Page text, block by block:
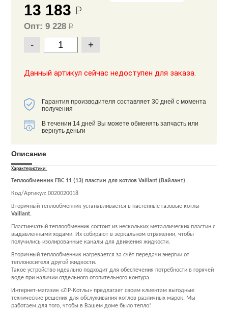
13 183Р
Опт: 9 228Р
- +
Данный артикул сейчас недоступен для заказа.
Гарантия производителя составляет 30 дней с момента
получения
В течении 14 дней Вы можете обменять запчасть или
вернуть деньги
Описание
Характеристики:
Теплообменник ГВС 11 (13) пластин для котлов Vaillant (Вайлант).
Код/Артикул: 0020020018
Вторичный теплообменник устанавливается в настенные газовые котлы
Vaillant.
Пластинчатый теплообменник состоит из нескольких металлических пластин с
выдавленными ходами. Их собирают в зеркальном отражении, чтобы
получились изолированные каналы для движения жидкости.
Вторичный теплообменник нагревается за счёт передачи энергии от
теплоносителя другой жидкости.
Такое устройство идеально подходит для обеспечения потребности в горячей
воде при наличии отдельного отопительного контура.
Интернет-магазин «ZIP-Котлы» предлагает своим клиентам выгодные
технические решения для обслуживания котлов различных марок. Мы
работаем для того, чтобы в Вашем доме было тепло!